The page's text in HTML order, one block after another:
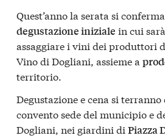
Quest’anno la serata si
degustazione iniziale in cui
assaggiare i vini dei produttori
Vino di Dogliani, assieme a
territorio.
Degustazione e cena si terranno
convento sede del municipio e
Dogliani, nei giardini di Piazza